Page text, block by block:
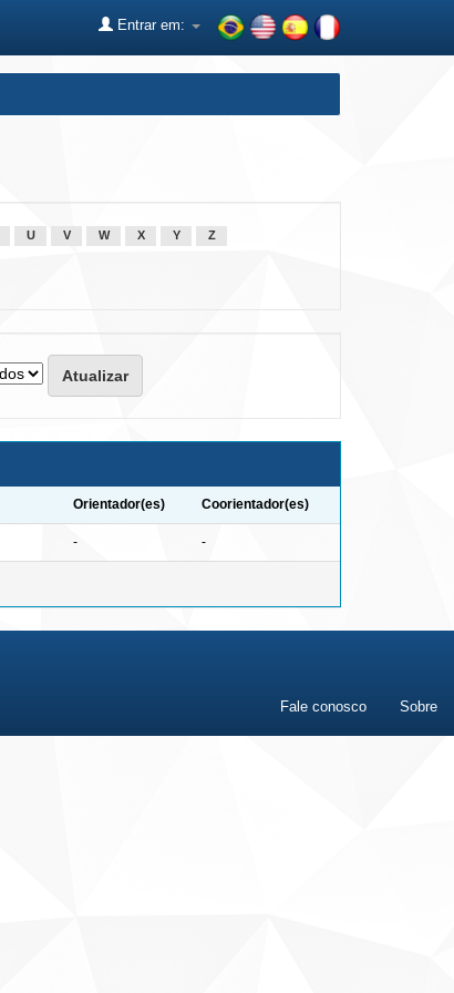
Entrar em:
U V W X Y Z
Orientador(es) Coorientador(es)
- -
Fale conosco Sobre